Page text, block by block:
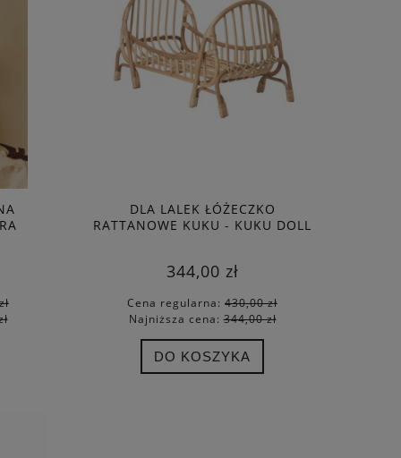
DLA LALEK ŁÓŻECZKO
RATTANOWE KUKU - KUKU DOLL
344,00 zł
Cena regularna: 430,00 zł
Najniższa cena:344,00 zł
DO KOSZYKA